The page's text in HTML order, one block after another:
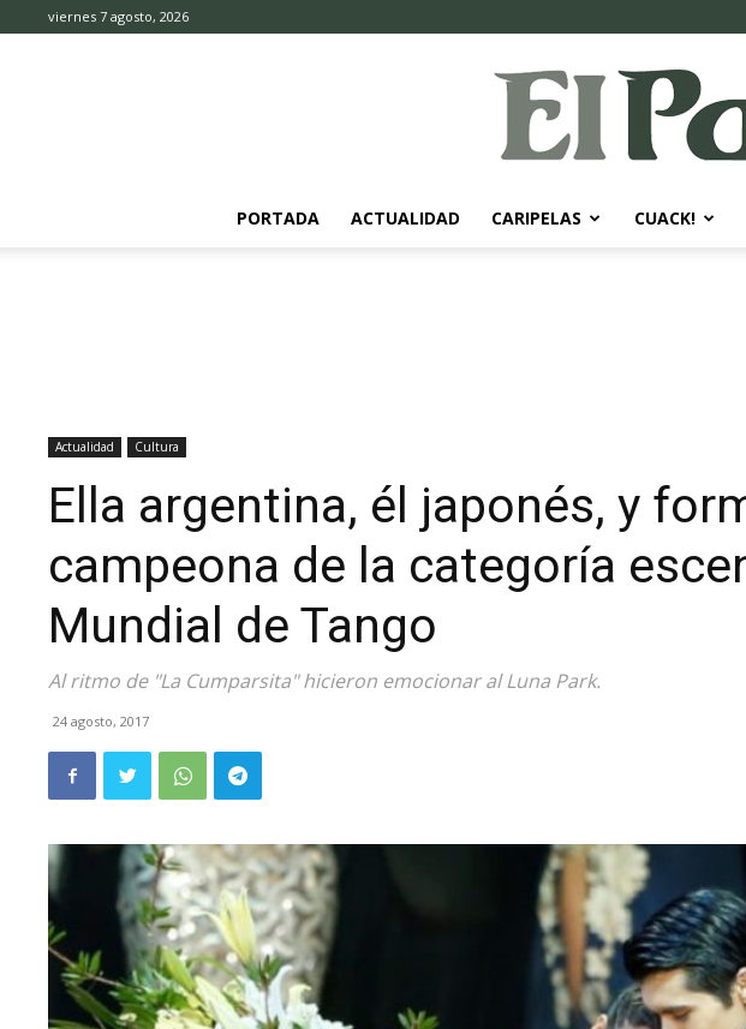
viernes 7 agosto, 2026
PORTADA ACTUALIDAD CARIPELAS CUACK!
Actualidad Cultura
Ella argentina, él japonés, y
campeona de la categoría
Mundial de Tango
Al ritmo de "La Cumparsita" hicieron emocionar al Luna Park.
24 agosto, 2017